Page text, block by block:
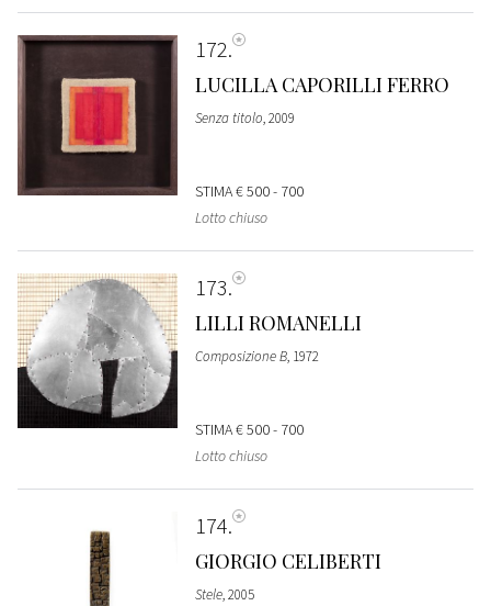
172
LUCILLA CAPORILLI FERRO
Senza titolo, 2009
STIMA€ 500 - 700
Lotto chiuso
173
LILLI ROMANELLI
Composizione B, 1972
STIMA€ 500 - 700
Lotto chiuso
174
GIORGIO CELIBERTI
Stele, 2005